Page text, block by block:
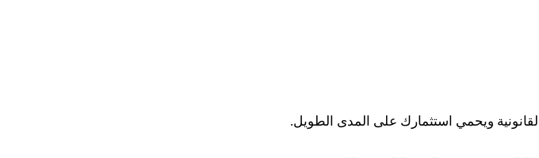
ويحمي استثمارك على المدى الطويل.